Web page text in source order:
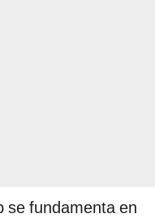
se fundamenta en